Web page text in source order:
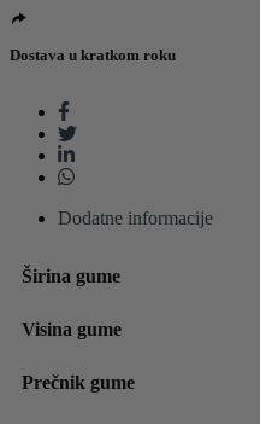
Dostava u kratkom roku
Dodatne informacije
Širina gume
Visina gume
Prečnik gume